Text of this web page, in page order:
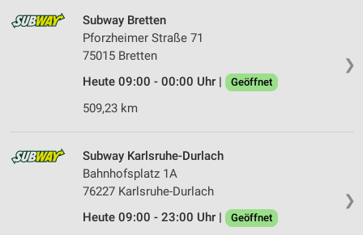
❯
Subway Bretten
Pforzheimer Straße 71
75015 Bretten
Heute 09:00 - 00:00 Uhr |
Geöffnet
509,23 km
❯
Subway Karlsruhe-Durlach
Bahnhofsplatz 1A
76227 Karlsruhe-Durlach
Heute 09:00 - 23:00 Uhr |
Geöffnet